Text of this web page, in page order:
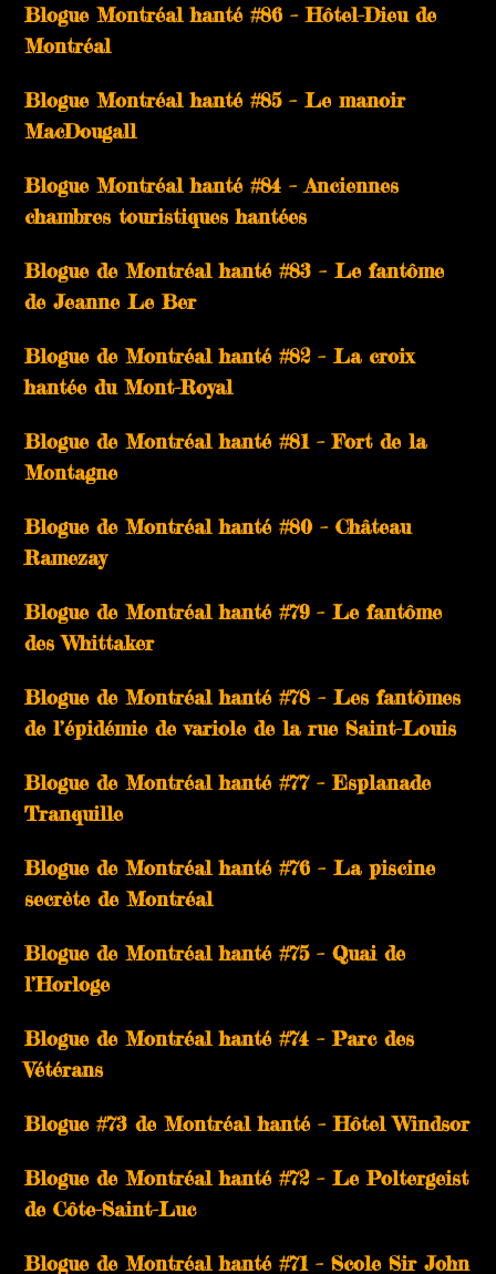
Blogue Montréal hanté #86 – Hôtel-Dieu de
Montréal
Blogue Montréal hanté #85 – Le manoir
MacDougall
Blogue Montréal hanté #84 – Anciennes
chambres touristiques hantées
Blogue de Montréal hanté #83 – Le fantôme
de Jeanne Le Ber
Blogue de Montréal hanté #82 – La croix
hantée du Mont-Royal
Blogue de Montréal hanté #81 – Fort de la
Montagne
Blogue de Montréal hanté #80 – Château
Ramezay
Blogue de Montréal hanté #79 – Le fantôme
des Whittaker
Blogue de Montréal hanté #78 – Les fantômes
de l’épidémie de variole de la rue Saint-Louis
Blogue de Montréal hanté #77 – Esplanade
Tranquille
Blogue de Montréal hanté #76 – La piscine
secrète de Montréal
Blogue de Montréal hanté #75 – Quai de
l’Horloge
Blogue de Montréal hanté #74 – Parc des
Vétérans
Blogue #73 de Montréal hanté – Hôtel Windsor
Blogue de Montréal hanté #72 – Le Poltergeist
de Côte-Saint-Luc
Blogue de Montréal hanté #71 – Scole Sir John